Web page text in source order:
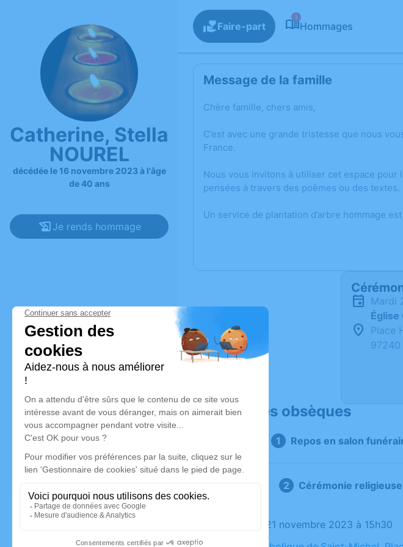
Catherine, Stella
NOUREL
décédée le 16 novembre 2023 à l'âge
de 40 ans
Je rends hommage
Faire-part
2
Hommages
Message de la famille
Chère famille, chers amis,
C’est avec une grande tristesse que nous
France.
Nous vous invitons à utiliser cet espace
pensées à travers des poèmes ou des
Un service de plantation d’arbre hommage est
Église
Place
97240
Déroulé des obsèques
Repos en salon
Cérémonie religieuse
Le mardi 21 novembre 2023 à 15h30